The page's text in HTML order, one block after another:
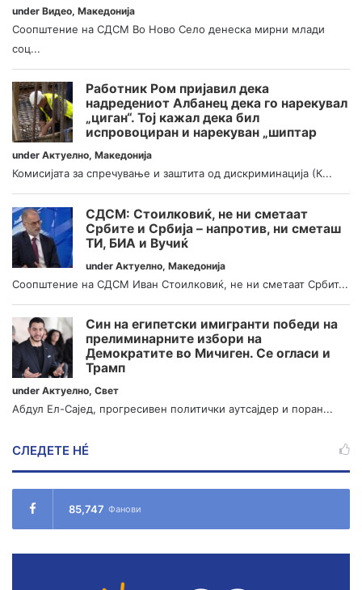
under Видео, Македонија
Соопштение на СДСМ Во Ново Село денеска мирни млади
соц...
Работник Ром пријавил дека
надредениот Албанец дека го нарекувал
„циган“. Тој кажал дека бил
испровоциран и нарекуван „шиптар
under Актуелно, Македонија
Комисијата за спречување и заштита од дискриминација (К...
СДСМ: Стоилковиќ, не ни сметаат
Србите и Србија – напротив, ни сметаш
ТИ, БИА и Вучиќ
under Актуелно, Македонија
Соопштение на СДСМ Иван Стоилковиќ, не ни сметаат Србит...
Син на египетски имигранти победи на
прелиминарните избори на
Демократите во Мичиген. Се огласи и
Трамп
under Актуелно, Свет
Абдул Ел-Сајед, прогресивен политички аутсајдер и поран...
СЛЕДЕТЕ НÉ
85,747 Фанови